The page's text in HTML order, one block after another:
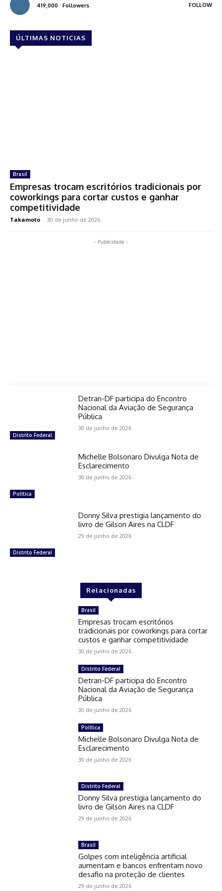
419,000 Followers FOLLOW
ÚLTIMAS NOTICIAS
Brasil
Empresas trocam escritórios tradicionais por
coworkings para cortar custos e ganhar
competitividade
Takamoto - 30 de junho de 2026
- Publicidade -
Distrito Federal
Detran-DF participa do Encontro
Nacional da Aviação de Segurança
Pública
30 de junho de 2026
Política
Michelle Bolsonaro Divulga Nota de
Esclarecimento
30 de junho de 2026
Distrito Federal
Donny Silva prestigia lançamento do
livro de Gilson Aires na CLDF
29 de junho de 2026
Relacionadas
Brasil
Empresas trocam escritórios
tradicionais por coworkings para cortar
custos e ganhar competitividade
30 de junho de 2026
Distrito Federal
Detran-DF participa do Encontro
Nacional da Aviação de Segurança
Pública
30 de junho de 2026
Política
Michelle Bolsonaro Divulga Nota de
Esclarecimento
30 de junho de 2026
Distrito Federal
Donny Silva prestigia lançamento do
livro de Gilson Aires na CLDF
29 de junho de 2026
Brasil
Golpes com inteligência artificial
aumentam e bancos enfrentam novo
desafio na proteção de clientes
29 de junho de 2026